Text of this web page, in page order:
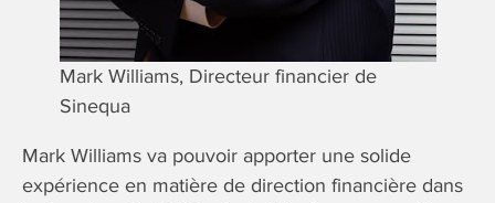
Mark Williams, Directeur financier de
Sinequa
Mark Williams va pouvoir apporter une solide
expérience en matière de direction financière dans